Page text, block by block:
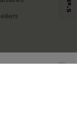
à notre
Politique de
moment.